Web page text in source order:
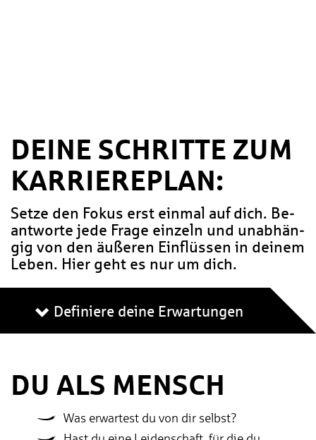
DEINE SCHRITTE ZUM
KAR­RIE­RE­PLAN:
Setze den Fokus erst einmal auf dich. Be­
ant­wor­te jede Frage einzeln und un­ab­hän­
gig von den äußeren Ein­flüs­sen in deinem
Leben. Hier geht es nur um dich.
Definiere deine Erwartungen
DU ALS MENSCH
Was erwartest du von dir selbst?